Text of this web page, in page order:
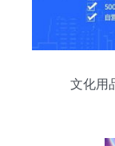
文化用